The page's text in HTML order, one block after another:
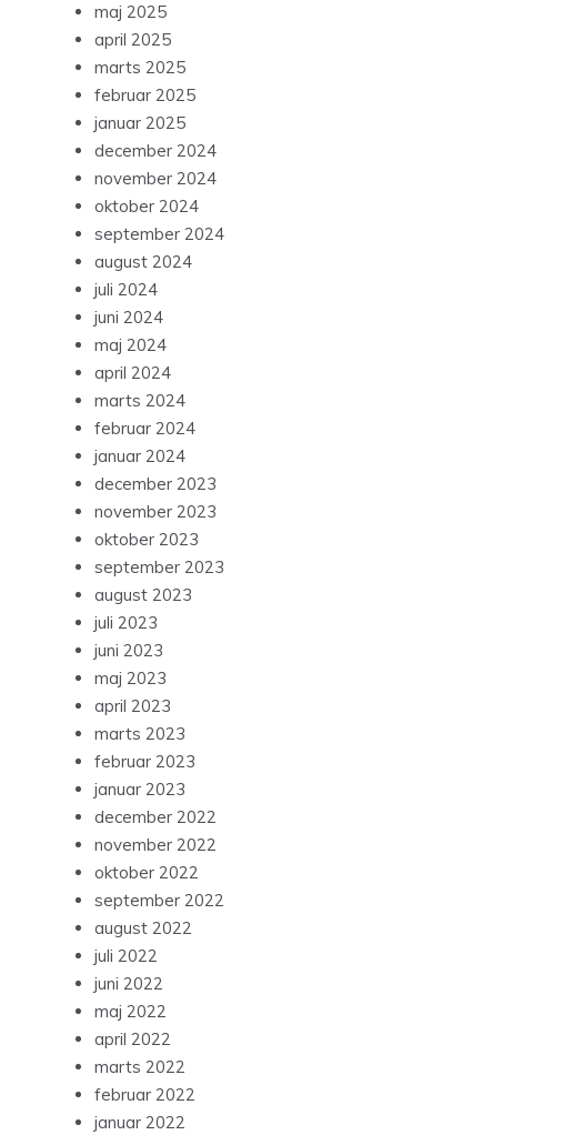
maj 2025
april 2025
marts 2025
februar 2025
januar 2025
december 2024
november 2024
oktober 2024
september 2024
august 2024
juli 2024
juni 2024
maj 2024
april 2024
marts 2024
februar 2024
januar 2024
december 2023
november 2023
oktober 2023
september 2023
august 2023
juli 2023
juni 2023
maj 2023
april 2023
marts 2023
februar 2023
januar 2023
december 2022
november 2022
oktober 2022
september 2022
august 2022
juli 2022
juni 2022
maj 2022
april 2022
marts 2022
februar 2022
januar 2022